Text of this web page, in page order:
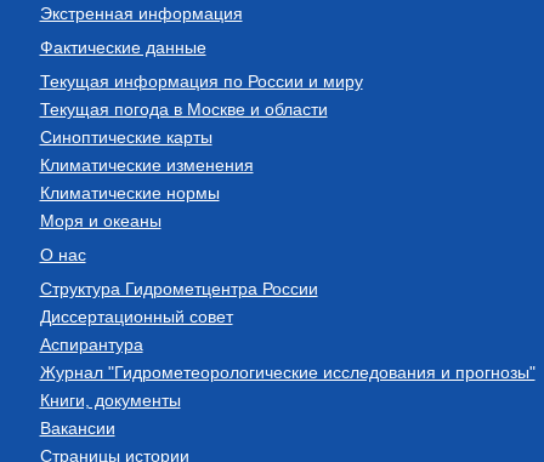
Экстренная информация
Фактические данные
Текущая информация по России и миру
Текущая погода в Москве и области
Синоптические карты
Климатические изменения
Климатические нормы
Моря и океаны
О нас
Структура Гидрометцентра России
Диссертационный совет
Аспирантура
Журнал "Гидрометеорологические исследования и прогнозы"
Книги, документы
Вакансии
Страницы истории